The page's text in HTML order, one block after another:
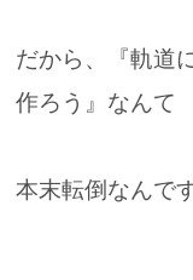
だから、『軌道
作ろう』なんて
本末転倒なんです